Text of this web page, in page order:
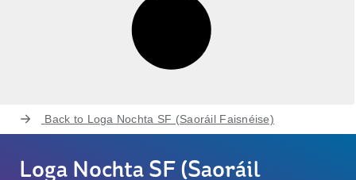
Back to Loga Nochta SF (Saoráil Faisnéise)
Loga Nochta SF (Saoráil